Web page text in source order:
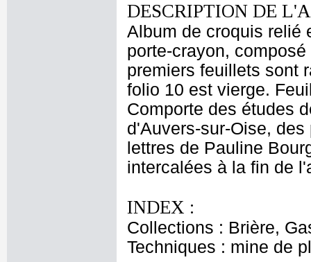
DESCRIPTION DE
Album de croquis relié
porte-crayon,
premiers feuillets sont
folio 10 est vierge.
Comporte des études
d'Auvers-sur-Oise,
lettres de Pauline
intercalées à la fin de
INDEX :
Collections : Brière,
Techniques : mine de